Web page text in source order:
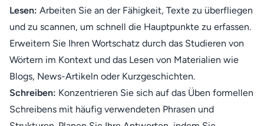
Lesen: Arbeiten Sie an der Fähigkeit, Texte zu überfliegen
und zu scannen, um schnell die Hauptpunkte zu erfassen.
Erweitern Sie Ihren Wortschatz durch das Studieren von
Wörtern im Kontext und das Lesen von Materialien wie
Blogs, News-Artikeln oder Kurzgeschichten.
Schreiben: Konzentrieren Sie sich auf das Üben formellen
Schreibens mit häufig verwendeten Phrasen und